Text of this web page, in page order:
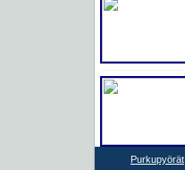
Purkupyörät